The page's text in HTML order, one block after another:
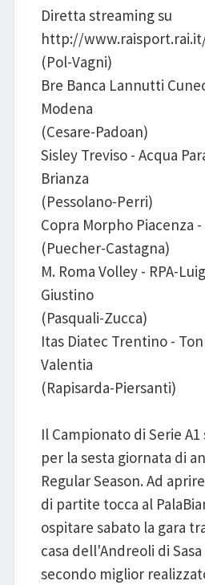
Diretta streaming su
http://
(Pol-Vagni)
Bre Banca Lannutti
Modena
(Cesare-Padoan)
Sisley Treviso - Acqua
Brianza
(Pessolano-Perri)
Copra Morpho Piacenza -
(Puecher-Castagna)
M. Roma Volley - RPA-
Giustino
(Pasquali-Zucca)
Itas Diatec Trentino -
Valentia
(Rapisarda-Piersanti)
Il Campionato di Serie
per la sesta giornata di
Regular Season. Ad
di partite tocca al
ospitare sabato la gara
casa dell'Andreoli di
secondo miglior